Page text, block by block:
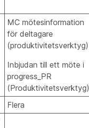
MC mötesinformation
för deltagare
(produktivitetsverktyg)
Inbjudan till ett möte i
progress_PR
(Produktivitetsverktyg)
Flera